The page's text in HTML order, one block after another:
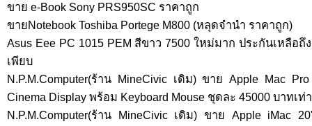
ขาย e-Book Sony PRS950SC ราคาถูก
ขายNotebook Toshiba Portege M800 (หลุดจำนำ ราคาถูก)
Asus Eee PC 1015 PEM สีขาว 7500 ใหม่มาก ประกันเหลือ
เพียบ
N.P.M.Computer(ร้าน MineCivic เดิม) ขาย Apple Mac
Cinema Display พร้อม Keyboard Mouse ชุดละ 45000 บาทเท่
N.P.M.Computer(ร้าน MineCivic เดิม) ขาย Apple iMac